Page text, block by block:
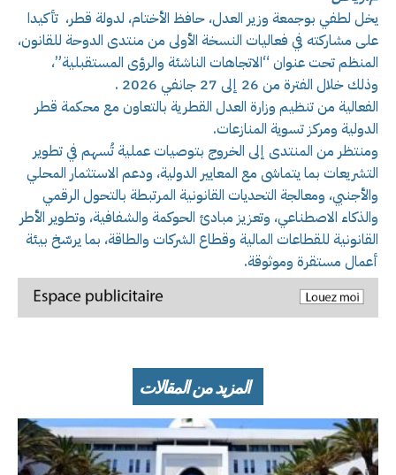
يخل لطفي بوجمعة وزير العدل، حافظ الأختام، لدولة قطر، تأكيدا
على مشاركته في فعاليات النسخة الأولى من منتدى الدوحة للقانون،
المنظم تحت عنوان “الاتجاهات الناشئة والرؤى المستقبلية”،
وذلك خلال الفترة من 26 إلى 27 جانفي 2026 .
الفعالية من تنظيم وزارة العدل القطرية بالتعاون مع محكمة قطر
الدولية ومركز تسوية المنازعات.
ومنتظر من المنتدى إلى الخروج بتوصيات عملية تُسهم في تطوير
التشريعات بما يتماشى مع المعايير الدولية، ودعم الاستثمار المحلي
والأجنبي، ومعالجة التحديات القانونية المرتبطة بالتحول الرقمي
والذكاء الاصطناعي، وتعزيز مبادئ الحوكمة والشفافية، وتطوير الأطر
القانونية للقطاعات المالية وقطاع الشركات والطاقة، بما يرسّخ بيئة
أعمال مستقرة وموثوقة.
المزيد من المقالات